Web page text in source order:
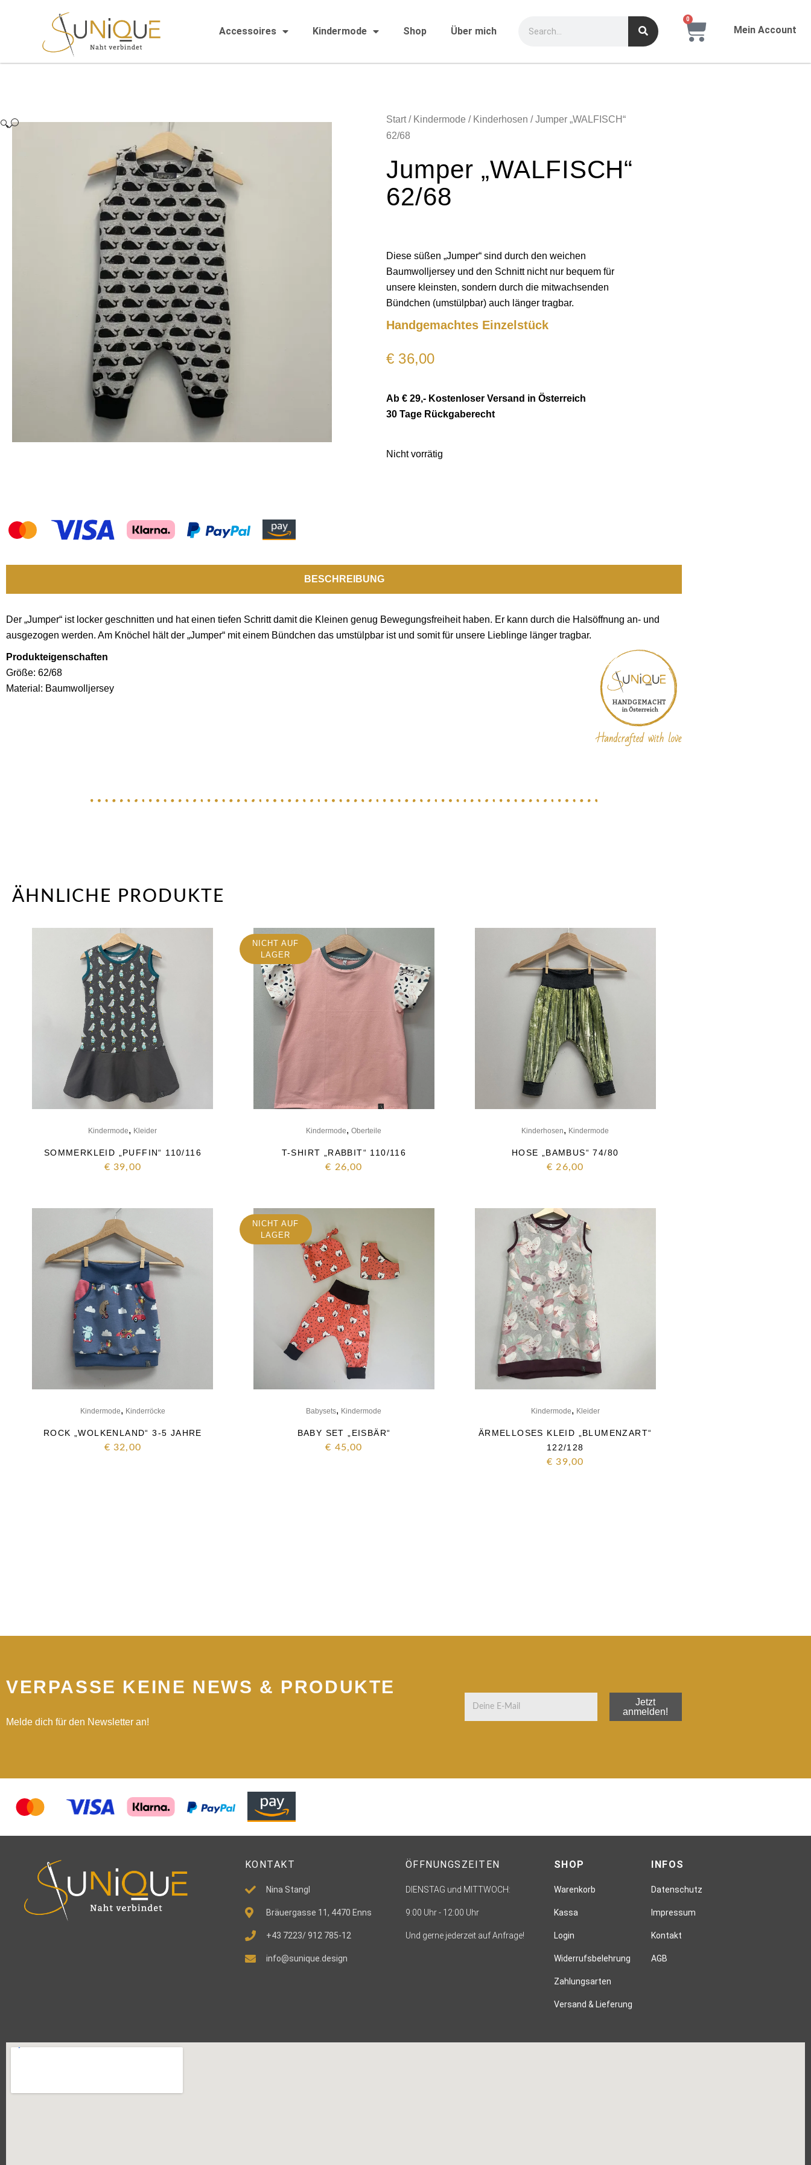
Accessoires Kindermode Shop Über mich
0
Mein Account
🔍 Start/ Kindermode / Kinderhosen / Jumper „WALFISCH“
62/68
Jumper „WALFISCH“
62/68
Diese süßen „Jumper“ sind durch den weichen
Baumwolljersey und den Schnitt nicht nur bequem für
unsere kleinsten, sondern durch die mitwachsenden
Bündchen (umstülpbar) auch länger tragbar.
Handgemachtes Einzelstück
€ 36,00
Ab € 29,- Kostenloser Versand in Österreich
30 Tage Rückgaberecht
Nicht vorrätig
BESCHREIBUNG
Der „Jumper“ ist locker geschnitten und hat einen tiefen Schritt damit die Kleinen genug Bewegungsfreiheit haben. Er kann durch die Halsöffnung an- und
ausgezogen werden. Am Knöchel hält der „Jumper“ mit einem Bündchen das umstülpbar ist und somit für unsere Lieblinge länger tragbar.
Produkteigenschaften
Größe: 62/68
Material: Baumwolljersey
ÄHNLICHE PRODUKTE
Kindermode, Kleider
SOMMERKLEID „PUFFIN“ 110/116
€ 39,00
NICHT AUF
LAGER
Kindermode,Oberteile
T-SHIRT „RABBIT“ 110/116
€ 26,00
Kinderhosen, Kindermode
HOSE „BAMBUS“ 74/80
€ 26,00
Kindermode, Kinderröcke
ROCK „WOLKENLAND“ 3-5 JAHRE
€ 32,00
NICHT AUF
LAGER
Babysets, Kindermode
BABY SET „EISBÄR“
€ 45,00
Kindermode, Kleider
ÄRMELLOSES KLEID „BLUMENZART“
122/128
€ 39,00
VERPASSE KEINE NEWS & PRODUKTE
Melde dich für den Newsletter an!
Jetzt
anmelden!
KONTAKT
Nina Stangl
Bräuergasse 11, 4470 Enns
+43 7223/ 912 785-12
info@sunique.design
ÖFFNUNGSZEITEN
DIENSTAG und MITTWOCH:
9:00 Uhr - 12:00 Uhr
Und gerne jederzeit auf Anfrage!
SHOP
Warenkorb
Kassa
Login
Widerrufsbelehrung
Zahlungsarten
Versand & Lieferung
INFOS
Datenschutz
Impressum
Kontakt
AGB